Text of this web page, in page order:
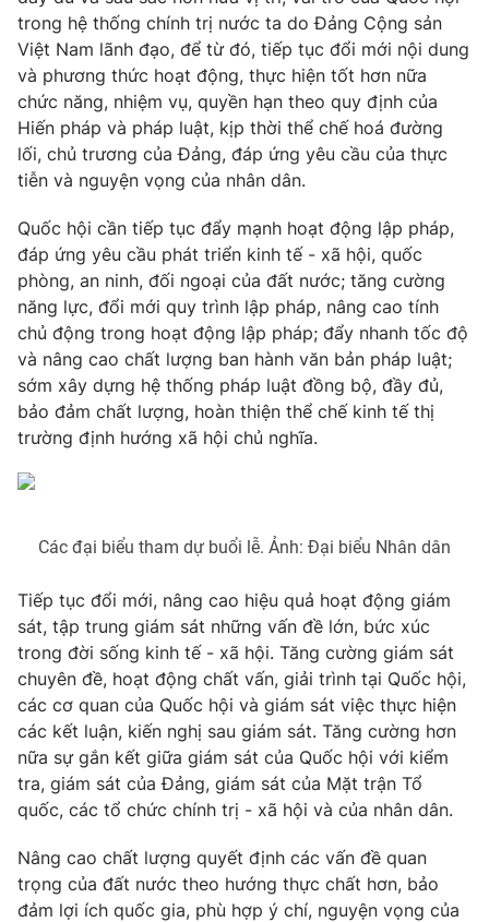
trong hệ thống chính trị nước ta do Đảng Cộng sản
Việt Nam lãnh đạo, để từ đó, tiếp tục đổi mới nội dung
và phương thức hoạt động, thực hiện tốt hơn nữa
chức năng, nhiệm vụ, quyền hạn theo quy định của
Hiến pháp và pháp luật, kịp thời thể chế hoá đường
lối, chủ trương của Đảng, đáp ứng yêu cầu của thực
tiễn và nguyện vọng của nhân dân.
Quốc hội cần tiếp tục đẩy mạnh hoạt động lập pháp,
đáp ứng yêu cầu phát triển kinh tế - xã hội, quốc
phòng, an ninh, đối ngoại của đất nước; tăng cường
năng lực, đổi mới quy trình lập pháp, nâng cao tính
chủ động trong hoạt động lập pháp; đẩy nhanh tốc độ
và nâng cao chất lượng ban hành văn bản pháp luật;
sớm xây dựng hệ thống pháp luật đồng bộ, đầy đủ,
bảo đảm chất lượng, hoàn thiện thể chế kinh tế thị
trường định hướng xã hội chủ nghĩa.
Các đại biểu tham dự buổi lễ. Ảnh: Đại biểu Nhân dân
Tiếp tục đổi mới, nâng cao hiệu quả hoạt động giám
sát, tập trung giám sát những vấn đề lớn, bức xúc
trong đời sống kinh tế - xã hội. Tăng cường giám sát
chuyên đề, hoạt động chất vấn, giải trình tại Quốc hội,
các cơ quan của Quốc hội và giám sát việc thực hiện
các kết luận, kiến nghị sau giám sát. Tăng cường hơn
nữa sự gắn kết giữa giám sát của Quốc hội với kiểm
tra, giám sát của Đảng, giám sát của Mặt trận Tổ
quốc, các tổ chức chính trị - xã hội và của nhân dân.
Nâng cao chất lượng quyết định các vấn đề quan
trọng của đất nước theo hướng thực chất hơn, bảo
đảm lợi ích quốc gia, phù hợp ý chí, nguyện vọng của